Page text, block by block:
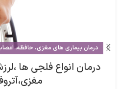
درمان بیماری های مغزی، حافظه،
درمان انواع فلجی ها